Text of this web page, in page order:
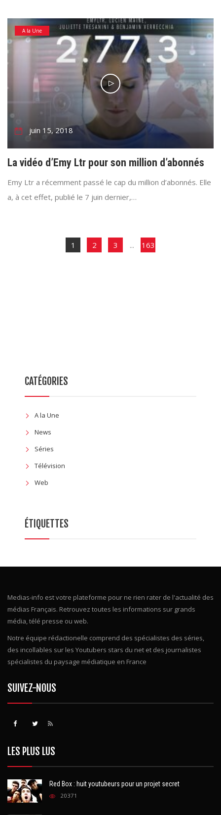
juin 15, 2018
A la Une
La vidéo d’Emy Ltr pour son million d’abonnés
Emy Ltr a récemment passé le cap du million d’abonnés. Elle
a, à cet effet, publié le 7 juin dernier,…
1 2 3 ... 163
CATÉGORIES
A la Une
News
Séries
Télévision
Web
ÉTIQUETTES
Medias-info est votre plateforme pour ne rien rater de l'actualité des
médias Français. Retrouvez toutes les informations sur grands
média, télé presse ou web.
Notre équipe rédactionelle comprend des spécialistes des séries,
des incollables sur les Youtubers stars du net et des journalistes
spécialistes du paysage médiatique en France
SUIVEZ-NOUS
LES PLUS LUS
Red Box : huit youtubeurs pour un projet secret
20371